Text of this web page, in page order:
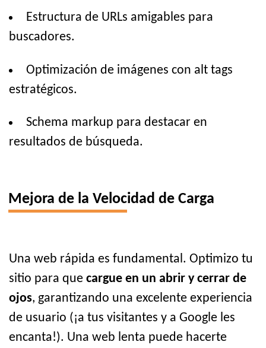
Estructura de URLs amigables para
buscadores.
Optimización de imágenes con alt tags
estratégicos.
Schema markup para destacar en
resultados de búsqueda.
Mejora de la Velocidad de Carga
Una web rápida es fundamental. Optimizo tu
sitio para que cargue en un abrir y cerrar de
ojos, garantizando una excelente experiencia
de usuario (¡a tus visitantes y a Google les
encanta!). Una web lenta puede hacerte